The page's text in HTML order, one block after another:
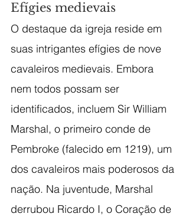
Efígies medievais
O destaque da igreja reside em
suas intrigantes efígies de nove
cavaleiros medievais. Embora
nem todos possam ser
identificados, incluem Sir William
Marshal, o primeiro conde de
Pembroke (falecido em 1219), um
dos cavaleiros mais poderosos da
nação. Na juventude, Marshal
derrubou Ricardo I, o Coração de